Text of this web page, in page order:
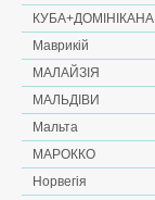
КУБА+ДОМІНІКАНА
Маврикій
МАЛАЙЗІЯ
МАЛЬДІВИ
Мальта
МАРОККО
Норвегія